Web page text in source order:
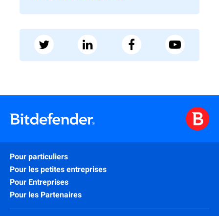
Pour particuliers
Pour les petites entreprises
Pour Entreprises
Pour les Partenaires